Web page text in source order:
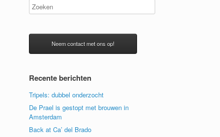
Neem contact met ons op!
Recente berichten
Tripels: dubbel onderzocht
De Prael is gestopt met brouwen in
Amsterdam
Back at Ca’ del Brado